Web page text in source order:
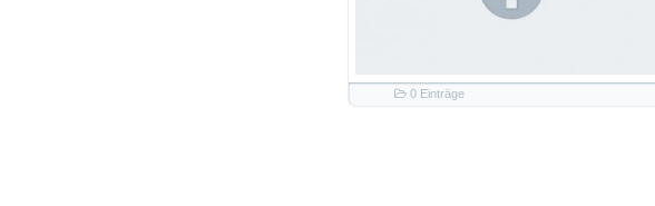
0 Einträge